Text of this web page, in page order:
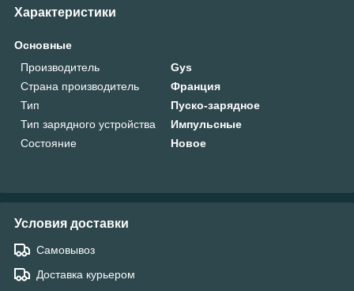
Характеристики
Основные
Производитель
Gys
Страна производитель
Франция
Тип
Пуско-зарядное
Тип зарядного устройства
Импульсные
Состояние
Новое
Условия доставки
Самовывоз
Доставка курьером